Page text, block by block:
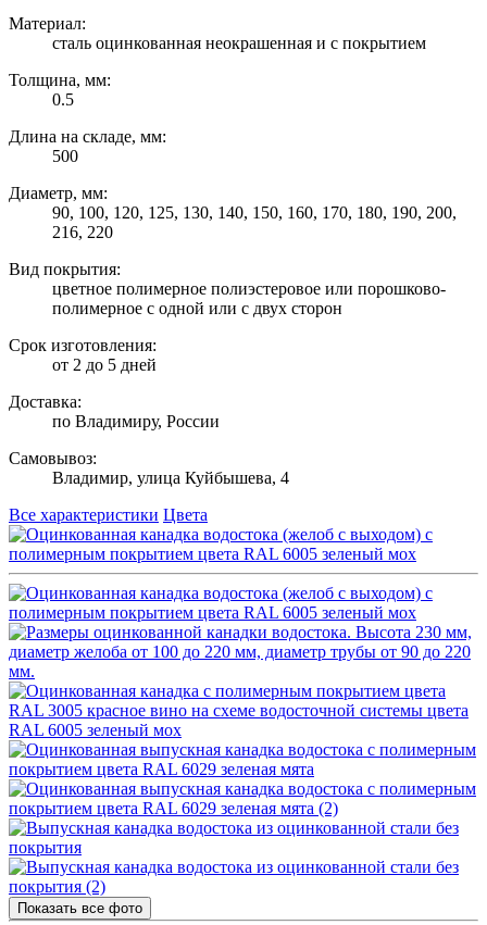
Материал:
сталь оцинкованная неокрашенная и с покрытием
Толщина, мм:
0.5
Длина на складе, мм:
500
Диаметр, мм:
90, 100, 120, 125, 130, 140, 150, 160, 170, 180, 190, 200,
216, 220
Вид покрытия:
цветное полимерное полиэстеровое или порошково-
полимерное с одной или с двух сторон
Срок изготовления:
от 2 до 5 дней
Доставка:
по Владимиру, России
Самовывоз:
Владимир, улица Куйбышева, 4
Все характеристики Цвета
Показать все фото